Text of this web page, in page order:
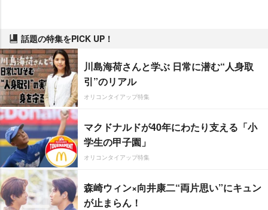
話題の特集をPICK UP！
川島海荷さんと学ぶ 日常に潜む“人身取
引”のリアル
オリコンタイアップ特集
マクドナルドが40年にわたり支える「小
学生の甲子園」
オリコンタイアップ特集
森崎ウィン×向井康二“両片思い”にキュン
が止まらん！